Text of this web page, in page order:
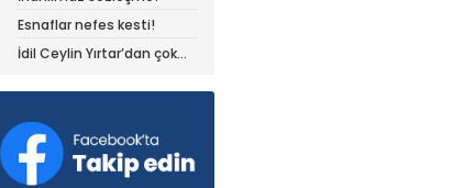
Esnaflar nefes kesti!
İdil Ceylin Yırtar’dan çok